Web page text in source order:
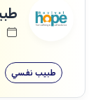
طبيب نفسي